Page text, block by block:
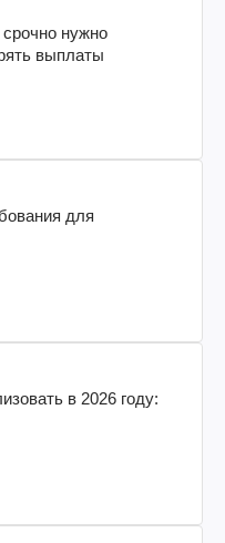
срочно нужно
выплаты
для
в 2026 году: